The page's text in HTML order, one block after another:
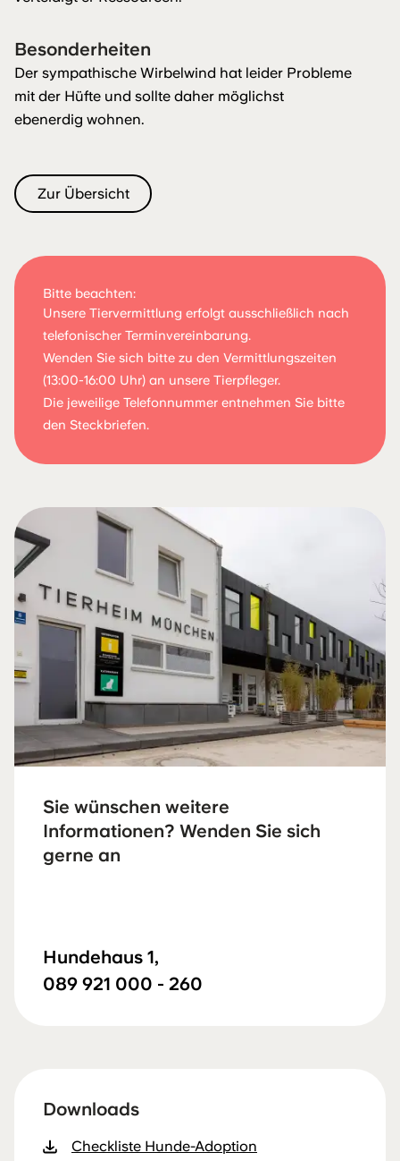
Besonderheiten
Der sympathische Wirbelwind hat leider Probleme
mit der Hüfte und sollte daher möglichst
ebenerdig wohnen.
Zur Übersicht
Bitte beachten:
Unsere Tiervermittlung erfolgt ausschließlich nach
telefonischer Terminvereinbarung.
Wenden Sie sich bitte zu den Vermittlungszeiten
(13:00-16:00 Uhr) an unsere Tierpfleger.
Die jeweilige Telefonnummer entnehmen Sie bitte
den Steckbriefen.
Sie wünschen weitere
Informationen? Wenden Sie sich
gerne an
Hundehaus 1,
089 921 000 - 260
Downloads
Checkliste Hunde-Adoption